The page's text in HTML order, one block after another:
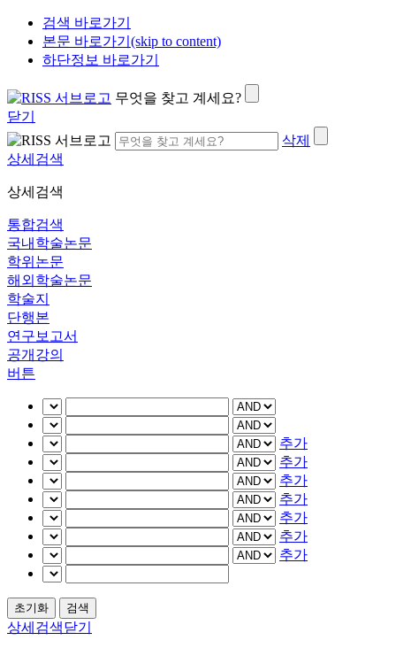
검색 바로가기
본문 바로가기(skip to content)
하단정보 바로가기
무엇을 찾고 계세요?
닫기
삭제
상세검색
상세검색
통합검색
국내학술논문
학위논문
해외학술논문
학술지
단행본
연구보고서
공개강의
버튼
추가
추가
추가
추가
추가
추가
추가
상세검색닫기